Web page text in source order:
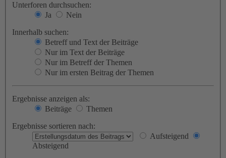
Unterforen durchsuchen:
Ja
Nein
Innerhalb suchen:
Betreff und Text der Beiträge
Nur im Text der Beiträge
Nur im Betreff der Themen
Nur im ersten Beitrag der Themen
Ergebnisse anzeigen als:
Beiträge
Themen
Ergebnisse sortieren nach:
Aufsteigend
Absteigend